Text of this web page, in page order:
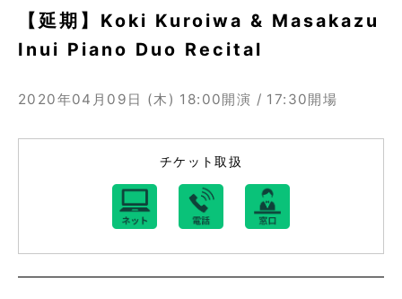
【延期】Koki Kuroiwa & Masakazu
Inui Piano Duo Recital
2020年04月09日 (木) 18:00開演 / 17:30開場
チケット取扱